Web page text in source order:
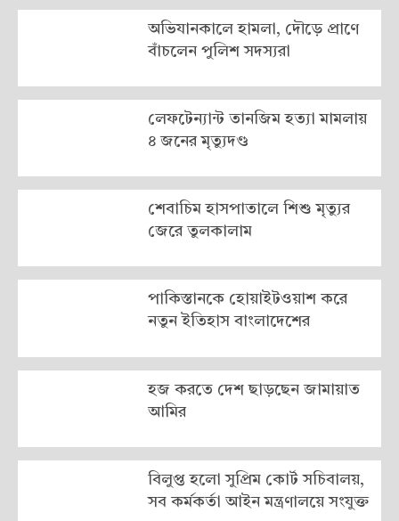
অভিযানকালে হামলা, দৌড়ে প্রাণে
বাঁচলেন পুলিশ সদস্যরা
লেফটেন্যান্ট তানজিম হত্যা মামলায়
৪ জনের মৃত্যুদণ্ড
শেবাচিম হাসপাতালে শিশু মৃত্যুর
জেরে তুলকালাম
পাকিস্তানকে হোয়াইটওয়াশ করে
নতুন ইতিহাস বাংলাদেশের
হজ করতে দেশ ছাড়ছেন জামায়াত
আমির
বিলুপ্ত হলো সুপ্রিম কোর্ট সচিবালয়,
সব কর্মকর্তা আইন মন্ত্রণালয়ে সংযুক্ত